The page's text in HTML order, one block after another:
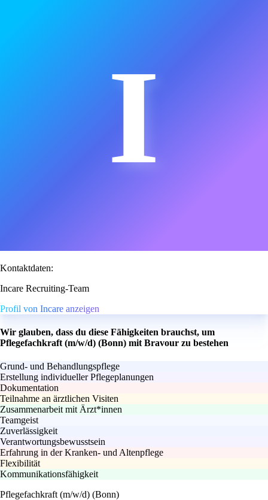
I
Kontaktdaten:
Incare Recruiting-Team
Profil von Incare anzeigen
Wir glauben, dass du diese Fähigkeiten brauchst, um
Pflegefachkraft (m/w/d) (Bonn) mit Bravour zu bestehen
Grund- und Behandlungspflege
Erstellung individueller Pflegeplanungen
Dokumentation
Teilnahme an ärztlichen Visiten
Zusammenarbeit mit Ärzt*innen
Teamgeist
Zuverlässigkeit
Verantwortungsbewusstsein
Erfahrung in der Kranken- und Altenpflege
Flexibilität
Kommunikationsfähigkeit
Pflegefachkraft (m/w/d) (Bonn)